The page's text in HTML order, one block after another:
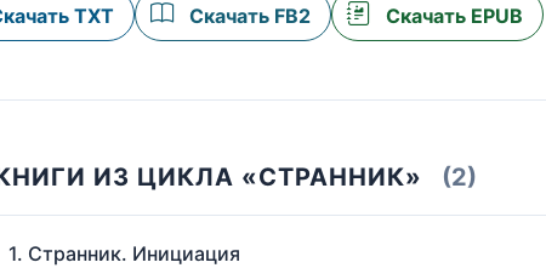
TXT Скачать FB2 Скачать EPUB
ИЗ ЦИКЛА «СТРАННИК» (2)
1. Странник. Инициация